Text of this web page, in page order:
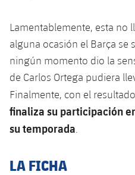
Lamentablemente, esta no
alguna ocasión el Barça se
ningún momento dio la
de Carlos Ortega pudiera
Finalmente, con el
finaliza su participación
su temporada
LA FICHA